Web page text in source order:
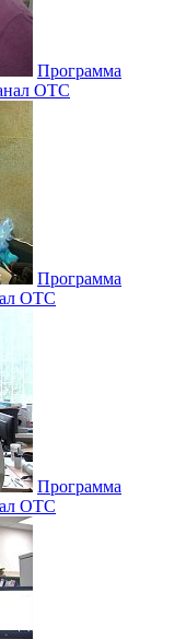
Программа
ОТС
Программа
ОТС
Программа
ОТС